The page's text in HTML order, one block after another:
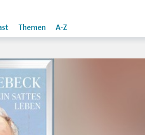
Themen A-Z